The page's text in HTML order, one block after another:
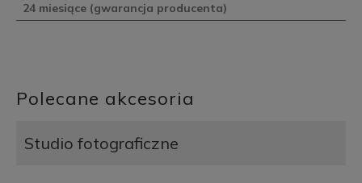
24 miesiące (gwarancja producenta)
Polecane akcesoria
Studio fotograficzne